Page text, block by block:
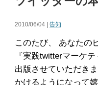
2010/06/04 | 告知
このたび、 あなたの
『実践twitterマーケ
出版させていただき
かけるようになって